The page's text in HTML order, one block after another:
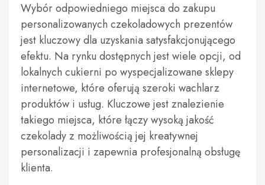
Wybór odpowiedniego miejsca do zakupu
personalizowanych czekoladowych prezentów
jest kluczowy dla uzyskania satysfakcjonującego
efektu. Na rynku dostępnych jest wiele opcji, od
lokalnych cukierni po wyspecjalizowane sklepy
internetowe, które oferują szeroki wachlarz
produktów i usług. Kluczowe jest znalezienie
takiego miejsca, które łączy wysoką jakość
czekolady z możliwością jej kreatywnej
personalizacji i zapewnia profesjonalną obsługę
klienta.